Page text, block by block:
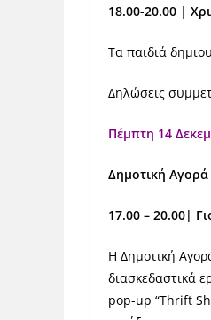
18.00-20.00 |
Τα παιδιά
Δηλώσεις
Πέμπτη 14
Δημοτική
17.00 – 20.00|
Η Δημοτική
διασκεδαστικά
pop-up “Thrift